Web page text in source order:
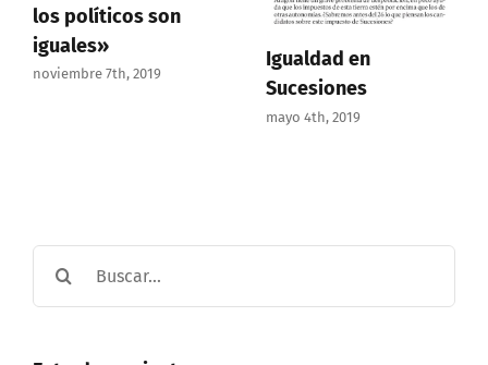
los políticos son
iguales»
noviembre 7th, 2019
Igualdad en
Sucesiones
mayo 4th, 2019